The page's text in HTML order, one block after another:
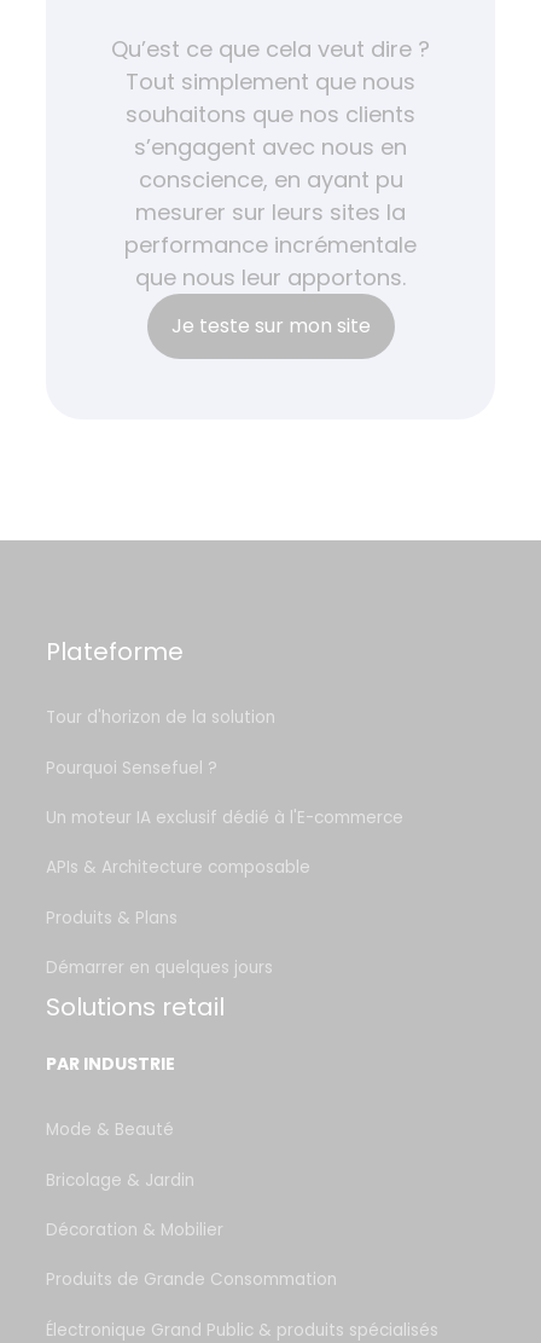
Qu’est ce que cela veut dire ?
Tout simplement que nous
souhaitons que nos clients
s’engagent avec nous en
conscience, en ayant pu
mesurer sur leurs sites la
performance incrémentale
que nous leur apportons.
Je teste sur mon site
Plateforme
Tour d'horizon de la solution
Pourquoi Sensefuel ?
Un moteur IA exclusif dédié à l'E-commerce
APIs & Architecture composable
Produits & Plans
Démarrer en quelques jours
Solutions retail
PAR INDUSTRIE
Mode & Beauté
Bricolage & Jardin
Décoration & Mobilier
Produits de Grande Consommation
Électronique Grand Public & produits spécialisés